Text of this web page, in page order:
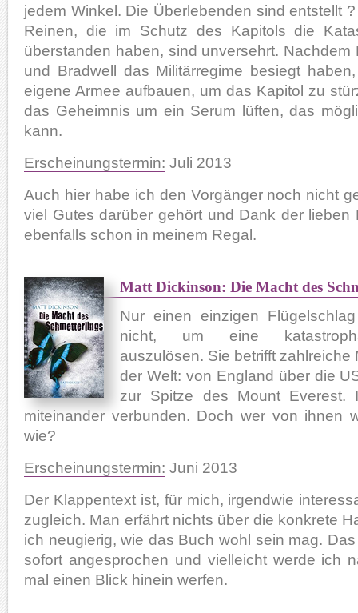
jedem Winkel. Die Überlebenden sind entstellt
Reinen, die im Schutz des Kapitols die
überstanden haben, sind unversehrt. Nachdem
und Bradwell das Militärregime besiegt
eigene Armee aufbauen, um das Kapitol zu
das Geheimnis um ein Serum lüften, das
kann.
Erscheinungstermin: Juli 2013
Auch hier habe ich den Vorgänger noch nicht
viel Gutes darüber gehört und Dank der lieben
ebenfalls schon in meinem Regal.
Matt Dickinson: Die Macht des
Nur einen einzigen
nicht, um eine
auszulösen. Sie betrifft
der Welt: von England über die
zur Spitze des Mount Everest.
miteinander verbunden. Doch wer von ihnen
wie?
Erscheinungstermin: Juni 2013
Der Klappentext ist, für mich, irgendwie
zugleich. Man erfährt nichts über die konkrete
ich neugierig, wie das Buch wohl sein mag.
sofort angesprochen und vielleicht werde ich
mal einen Blick hinein werfen.